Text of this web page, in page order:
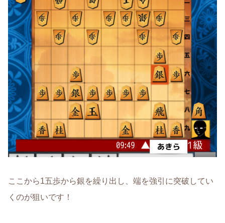
ここから1五歩から銀を繰り出し、端を強引に突破してい
くのが狙いです！